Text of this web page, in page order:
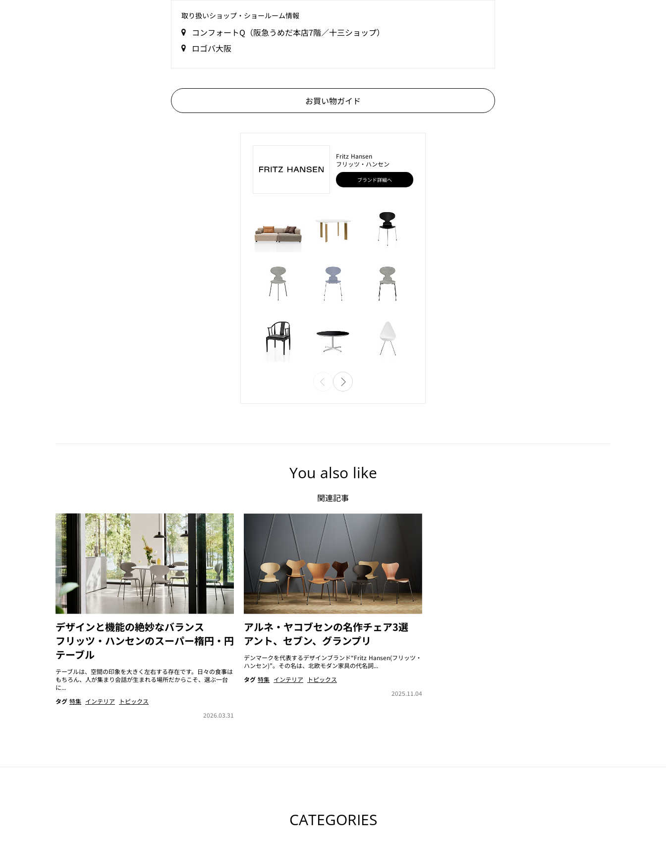
取り扱いショップ‧ショールーム情報
コンフォートQ（阪急うめだ本店7階／十三ショップ）
ロゴバ大阪
お買い物ガイド
Fritz Hansen
フリッツ・ハンセン
ブランド詳細へ
You also like
関連記事
デザインと機能の絶妙なバランス
フリッツ・ハンセンのスーパー楕円・円
テーブル
テーブルは、空間の印象を大きく左右する存在です。日々の食事は
もちろん、人が集まり会話が生まれる場所だからこそ、選ぶ一台
に...
タグ 特集 インテリア
トピックス
2026.03.31
アルネ・ヤコブセンの名作チェア3選
アント、セブン、グランプリ
デンマークを代表するデザインブランド“Fritz Hansen(フリッツ・
ハンセン)”。その名は、北欧モダン家具の代名詞...
タグ 特集 インテリア
トピックス
2025.11.04
CATEGORIES